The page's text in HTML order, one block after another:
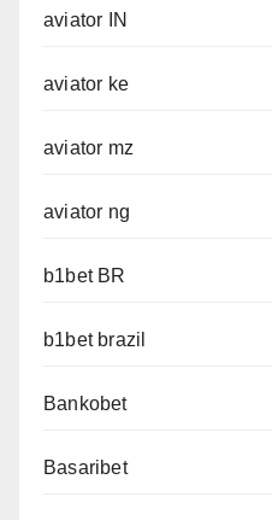
aviator IN
aviator ke
aviator mz
aviator ng
b1bet BR
b1bet brazil
Bankobet
Basaribet